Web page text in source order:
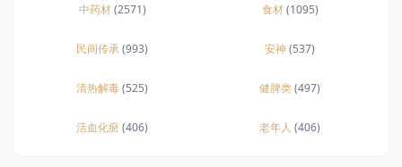
中药材(2571) 食材(1095)
民间传承(993) 安神(537)
清热解毒(525) 健脾类(497)
活血化瘀(406) 老年人 (406)